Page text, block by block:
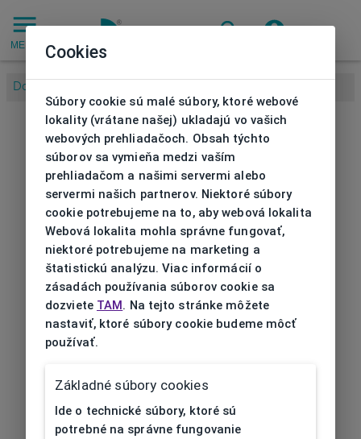
MENU
Domov
Cookies
Súbory cookie sú malé súbory, ktoré webové
lokality (vrátane našej) ukladajú vo vašich
webových prehliadačoch. Obsah týchto
súborov sa vymieňa medzi vaším
prehliadačom a našimi servermi alebo
servermi našich partnerov. Niektoré súbory
cookie potrebujeme na to, aby webová lokalita
Webová lokalita mohla správne fungovať,
niektoré potrebujeme na marketing a
štatistickú analýzu. Viac informácií o
zásadách používania súborov cookie sa
dozviete TAM. Na tejto stránke môžete
nastaviť, ktoré súbory cookie budeme môcť
používať.
Základné súbory cookies
Ide o technické súbory, ktoré sú
potrebné na správne fungovanie